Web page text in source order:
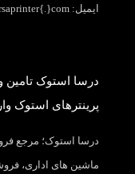
ایمیل: info{@}dorsaprinter{.}com
درسا استوک تامین
پرینترهای استوک
درسا استوک؛ مرجع
ماشین های اداری،